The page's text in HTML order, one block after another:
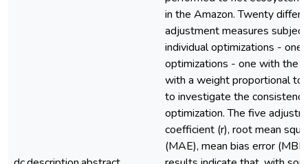
in the Amazon. Twenty
adjustment measures
individual optimizations -
optimizations - one with the
with a weight proportional to
to investigate the
optimization. The five
coefficient (r), root mean
(MAE), mean bias error